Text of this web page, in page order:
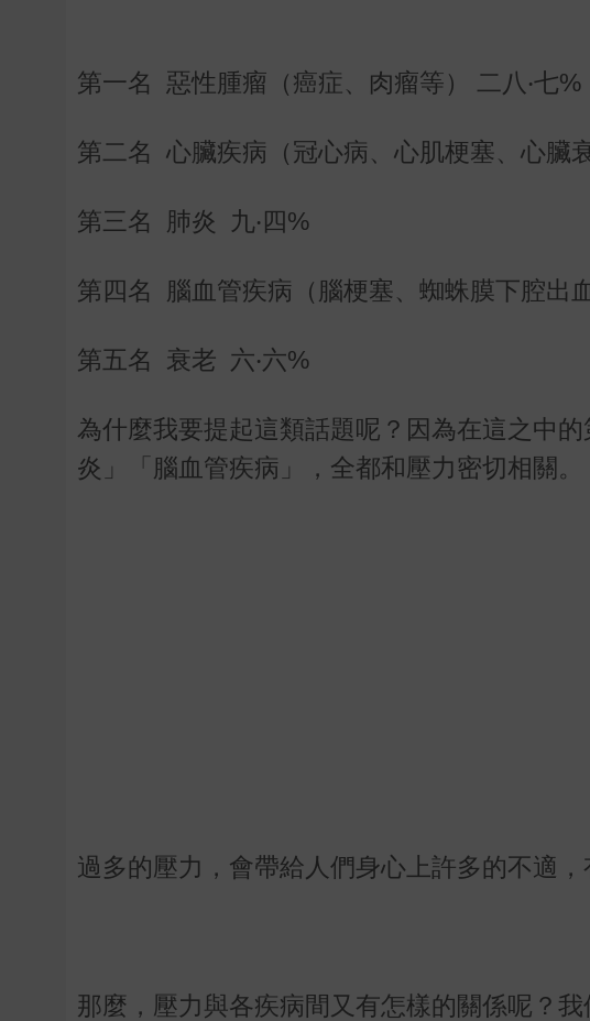
第一名 惡性腫瘤（癌症、肉瘤等） 二八‧七%
第二名 心臟疾病（冠心病、心肌梗塞、心臟
第三名 肺炎 九‧四%
第四名 腦血管疾病（腦梗塞、蜘蛛膜下腔出
第五名 衰老 六‧六%
為什麼我要提起這類話題呢？因為在這之中
炎」「腦血管疾病」，全都和壓力密切相關。
過多的壓力，會帶給人們身心上許多的不適，
那麼，壓力與各疾病間又有怎樣的關係呢？我